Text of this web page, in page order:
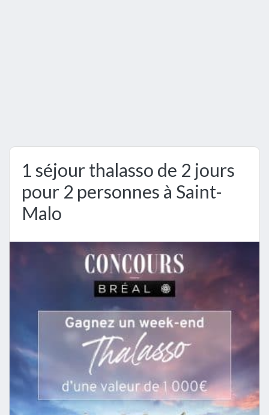
1 séjour thalasso de 2 jours
pour 2 personnes à Saint-
Malo